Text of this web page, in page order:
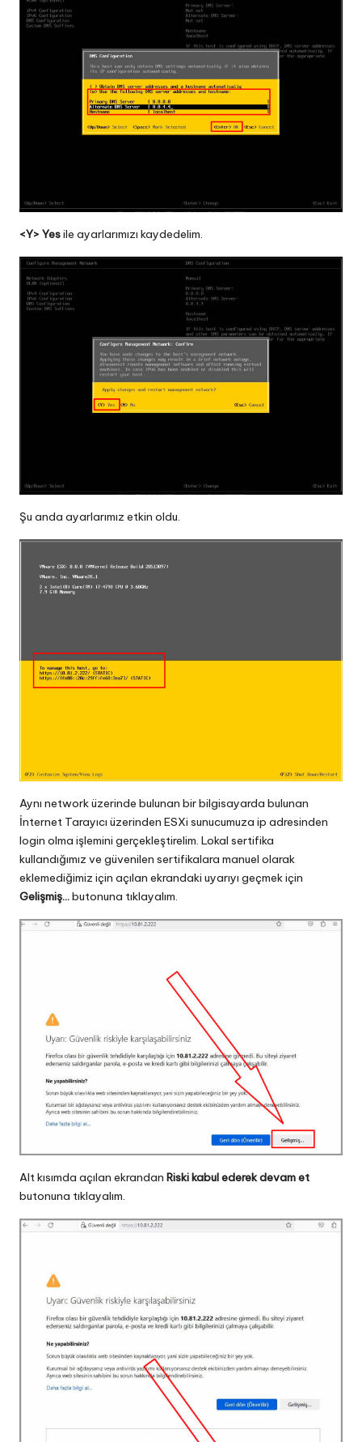
<Y> Yesile ayarlarımızı kaydedelim.
Şu anda ayarlarımız etkin oldu.
Aynı network üzerinde bulunan bir bilgisayarda bulunan
İnternet Tarayıcı üzerinden ESXi sunucumuza ip adresinden
login olma işlemini gerçekleştirelim. Lokal sertifika
kullandığımız ve güvenilen sertifikalara manuel olarak
eklemediğimiz için açılan ekrandaki uyarıyı geçmek için
Gelişmiş…butonuna tıklayalım.
Alt kısımda açılan ekrandan Riski kabul ederek devam et
butonuna tıklayalım.